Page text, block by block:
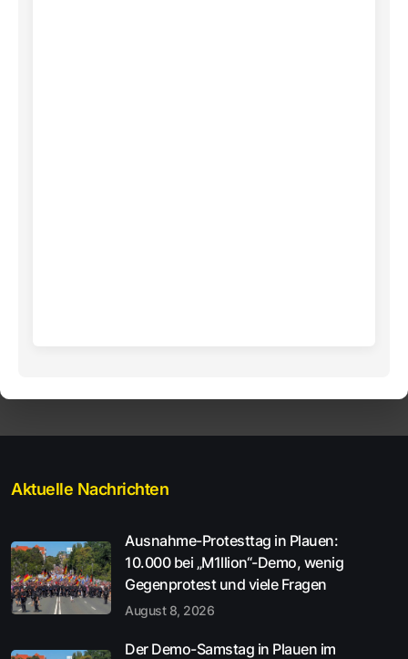
Aktuelle Nachrichten
Ausnahme-Protesttag in Plauen:
10.000 bei „M1llion“-Demo, wenig
Gegenprotest und viele Fragen
August 8, 2026
Der Demo-Samstag in Plauen im